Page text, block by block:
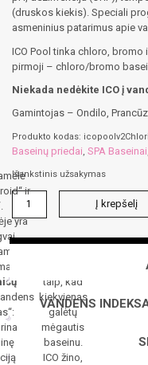
(druskos kiekis). Speciali
asmeninius patarimus apie
ICO Pool tinka chloro, bromo
pirmoji – chloro/bromo
Niekada nedėkite ICO į
Gamintojas – Ondilo,
Produkto kodas:
Baseinų priedai, SPA Baseinai
Išankstinis užsakymas
produkto
kiekis:
ICO
POOL
išmani
vandens
parametrų
stebėjimo
sistema
Į krepšelį
VANDENS
ir
yra
taip, kad
kiekvienas
galėtų
mėgautis
baseinu.
ICO žino,